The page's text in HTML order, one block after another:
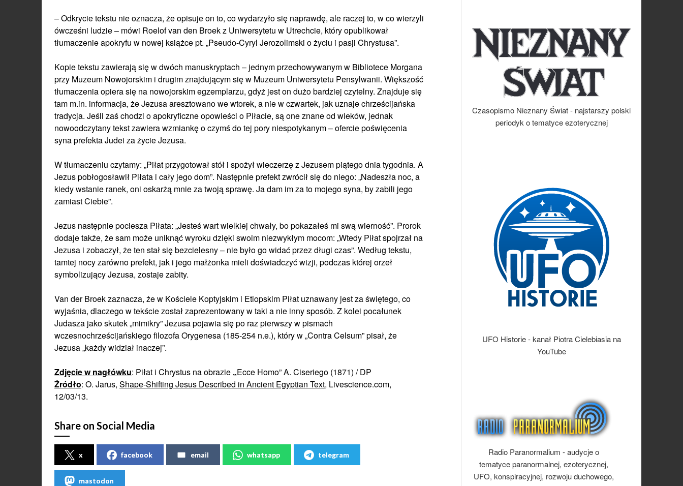
– Odkrycie tekstu nie oznacza, że opisuje on to, co wydarzyło się naprawdę, ale raczej to, w co wierzyli
ówcześni ludzie – mówi Roelof van den Broek z Uniwersytetu w Utrechcie, który opublikował
tłumaczenie apokryfu w nowej książce pt. „Pseudo-Cyryl Jerozolimski o życiu i pasji Chrystusa”.
Kopie tekstu zawierają się w dwóch manuskryptach – jednym przechowywanym w Bibliotece Morgana
przy Muzeum Nowojorskim i drugim znajdującym się w Muzeum Uniwersytetu Pensylwanii. Większość
tłumaczenia opiera się na nowojorskim egzemplarzu, gdyż jest on dużo bardziej czytelny. Znajduje się
tam m.in. informacja, że Jezusa aresztowano we wtorek, a nie w czwartek, jak uznaje chrześcijańska
tradycja. Jeśli zaś chodzi o apokryficzne opowieści o Piłacie, są one znane od wieków, jednak
nowoodczytany tekst zawiera wzmiankę o czymś do tej pory niespotykanym – ofercie poświęcenia
syna prefekta Judei za życie Jezusa.
W tłumaczeniu czytamy: „Piłat przygotował stół i spożył wieczerzę z Jezusem piątego dnia tygodnia. A
Jezus pobłogosławił Piłata i cały jego dom”. Następnie prefekt zwrócił się do niego: „Nadeszła noc, a
kiedy wstanie ranek, oni oskarżą mnie za twoją sprawę. Ja dam im za to mojego syna, by zabili jego
zamiast Ciebie”.
Jezus następnie pociesza Piłata: „Jesteś wart wielkiej chwały, bo pokazałeś mi swą wierność”. Prorok
dodaje także, że sam może uniknąć wyroku dzięki swoim niezwykłym mocom: „Wtedy Piłat spojrzał na
Jezusa i zobaczył, że ten stał się bezcielesny – nie było go widać przez długi czas”. Według tekstu,
tamtej nocy zarówno prefekt, jak i jego małżonka mieli doświadczyć wizji, podczas której orzeł
symbolizujący Jezusa, zostaje zabity.
Van der Broek zaznacza, że w Kościele Koptyjskim i Etiopskim Piłat uznawany jest za świętego, co
wyjaśnia, dlaczego w tekście został zaprezentowany w taki a nie inny sposób. Z kolei pocałunek
Judasza jako skutek „mimikry” Jezusa pojawia się po raz pierwszy w pismach
wczesnochrześcijańskiego filozofa Orygenesa (185-254 n.e.), który w „Contra Celsum” pisał, że
Jezusa „każdy widział inaczej”.
Zdjęcie w nagłówku: Piłat i Chrystus na obrazie „Ecce Homo” A. Ciseriego (1871) / DP
Źródło: O. Jarus, Shape-Shifting Jesus Described in Ancient Egyptian Text, Livescience.com,
12/03/13.
Share on Social Media
x facebook email whatsapp telegram
mastodon
Czasopismo Nieznany Świat - najstarszy polski
periodyk o tematyce ezoterycznej
UFO Historie - kanał Piotra Cielebiasia na
YouTube
Radio Paranormalium - audycje o
tematyce paranormalnej, ezoterycznej,
UFO, konspiracyjnej, rozwoju duchowego,